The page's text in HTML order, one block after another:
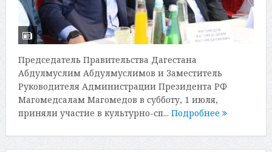
Председатель Правительства Дагестана
Абдулмуслим Абдулмуслимов и Заместитель
Руководителя Администрации Президента РФ
Магомедсалам Магомедов в субботу, 1 июля,
приняли участие в культурно-сп... Подробнее